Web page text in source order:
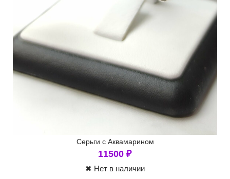
Серьги с Аквамарином
11500 ₽
✖ Нет в наличии